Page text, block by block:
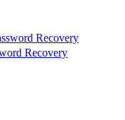
Recovery